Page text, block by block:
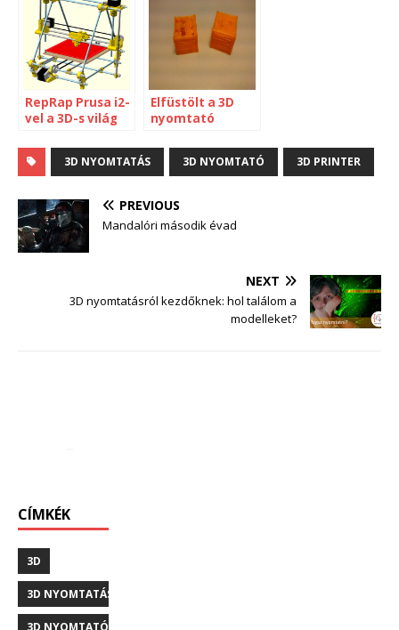
RepRap Prusa i2-
vel a 3D-s világ
Elfüstölt a 3D
nyomtató
3D NYOMTATÁS 3D NYOMTATÓ 3D PRINTER
PREVIOUS
Mandalóri második évad
NEXT
3D nyomtatásról kezdőknek: hol találom a
modelleket?
CÍMKÉK
3D
3D NYOMTATÁS